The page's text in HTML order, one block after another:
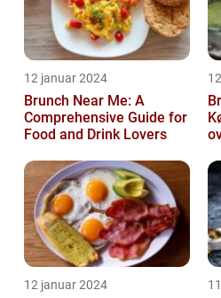
12 januar 2024
Brunch Near Me: A
Comprehensive Guide for
Food and Drink Lovers
12 januar 2024